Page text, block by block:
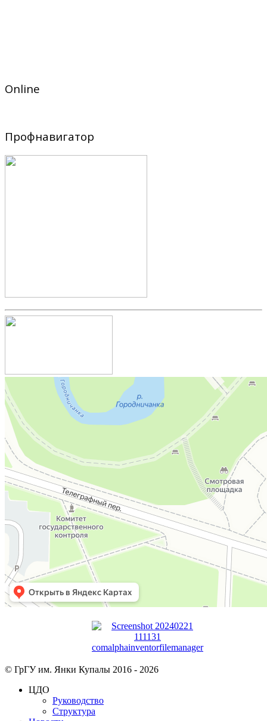
Online
Профнавигатор
© ГрГУ им. Янки Купалы 2016 - 2026
ЦДО
Руководство
Структура